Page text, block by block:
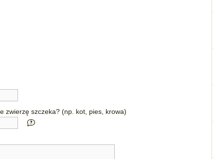
zwierzę szczeka? (np. kot, pies, krowa)